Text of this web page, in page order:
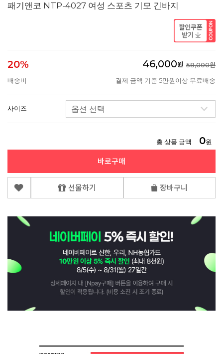
패기앤코 NTP-4027 여성 스포츠 기모 긴바지
20% 46,000원 58,000원
배송비
결제 금액 기준 5만원이상 무료배송
사이즈
총 상품 금액 0원
바로구매
선물하기 장바구니